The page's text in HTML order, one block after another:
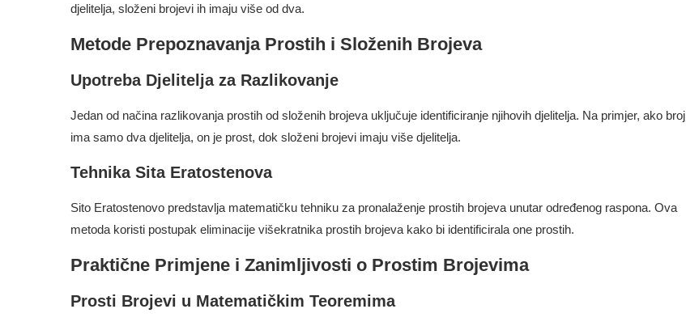
djelitelja, složeni brojevi ih imaju više od dva.
Metode Prepoznavanja Prostih i Složenih Brojeva
Upotreba Djelitelja za Razlikovanje
Jedan od načina razlikovanja prostih od složenih brojeva uključuje identificiranje njihovih djelitelja. Na primjer, ako broj
ima samo dva djelitelja, on je prost, dok složeni brojevi imaju više djelitelja.
Tehnika Sita Eratostenova
Sito Eratostenovo predstavlja matematičku tehniku za pronalaženje prostih brojeva unutar određenog raspona. Ova
metoda koristi postupak eliminacije višekratnika prostih brojeva kako bi identificirala one prostih.
Praktične Primjene i Zanimljivosti o Prostim Brojevima
Prosti Brojevi u Matematičkim Teoremima